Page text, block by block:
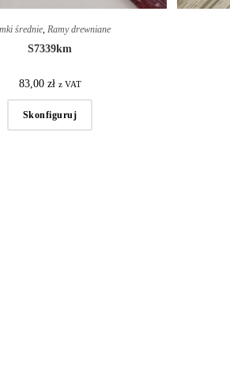
średnie,Ramy drewniane
S7339km
83,00 zł z VAT
Skonfiguruj